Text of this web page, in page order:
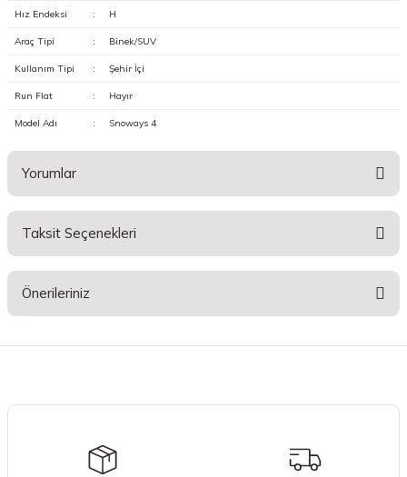
Hız Endeksi : H
Araç Tipi : Binek/SUV
Kullanım Tipi : Şehir İçi
Run Flat : Hayır
Model Adı : Snoways 4
Yorumlar
Taksit Seçenekleri
Önerileriniz
Ürün açıklamasında eksik bilgiler bulunuyor.